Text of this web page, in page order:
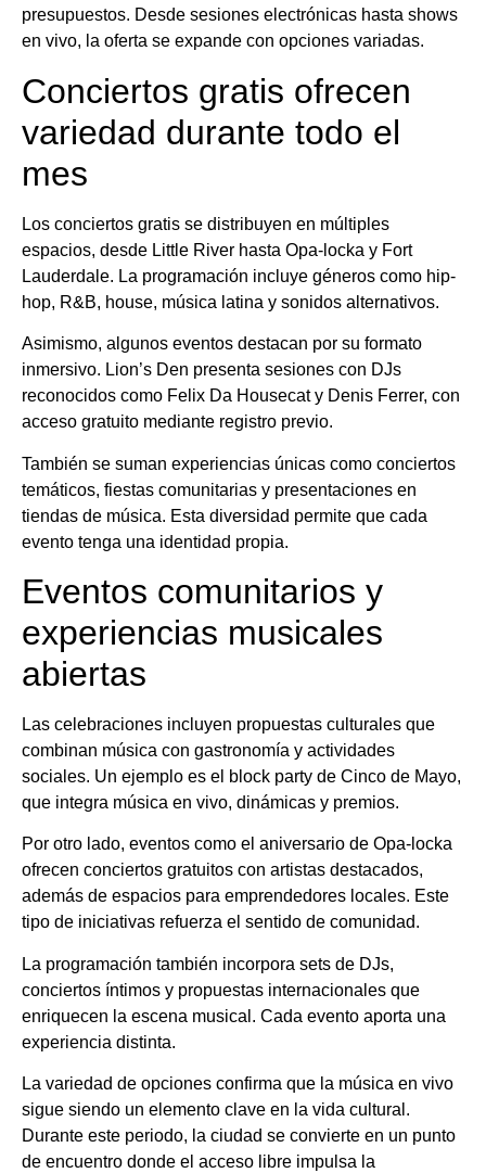
presupuestos. Desde sesiones electrónicas hasta shows
en vivo, la oferta se expande con opciones variadas.
Conciertos gratis ofrecen
variedad durante todo el
mes
Los conciertos gratis se distribuyen en múltiples
espacios, desde Little River hasta Opa-locka y Fort
Lauderdale. La programación incluye géneros como hip-
hop, R&B, house, música latina y sonidos alternativos.
Asimismo, algunos eventos destacan por su formato
inmersivo. Lion’s Den presenta sesiones con DJs
reconocidos como Felix Da Housecat y Denis Ferrer, con
acceso gratuito mediante registro previo.
También se suman experiencias únicas como conciertos
temáticos, fiestas comunitarias y presentaciones en
tiendas de música. Esta diversidad permite que cada
evento tenga una identidad propia.
Eventos comunitarios y
experiencias musicales
abiertas
Las celebraciones incluyen propuestas culturales que
combinan música con gastronomía y actividades
sociales. Un ejemplo es el block party de Cinco de Mayo,
que integra música en vivo, dinámicas y premios.
Por otro lado, eventos como el aniversario de Opa-locka
ofrecen conciertos gratuitos con artistas destacados,
además de espacios para emprendedores locales. Este
tipo de iniciativas refuerza el sentido de comunidad.
La programación también incorpora sets de DJs,
conciertos íntimos y propuestas internacionales que
enriquecen la escena musical. Cada evento aporta una
experiencia distinta.
La variedad de opciones confirma que la música en vivo
sigue siendo un elemento clave en la vida cultural.
Durante este periodo, la ciudad se convierte en un punto
de encuentro donde el acceso libre impulsa la